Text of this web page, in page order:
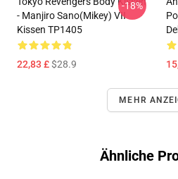
- Manjiro Sano(Mikey) VII
Kissen TP1405
22,83 £$28.9
-18%
MEHR
Ähnliche